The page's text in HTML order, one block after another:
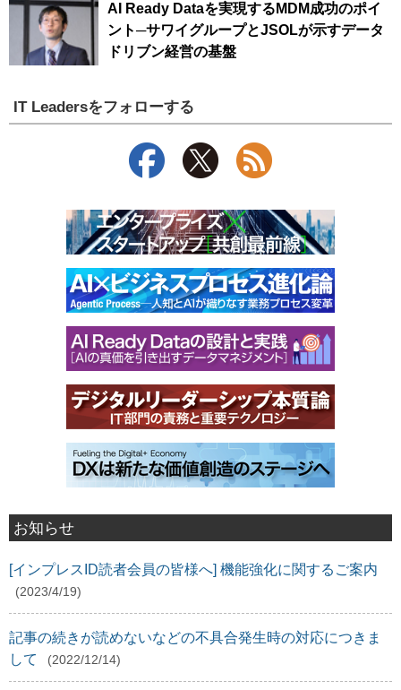
AI Ready Dataを実現するMDM成功のポイ
ント─サワイグループとJSOLが示すデータ
ドリブン経営の基盤
IT Leadersをフォローする
お知らせ
[インプレスID読者会員の皆様へ] 機能強化に関するご案内
(2023/4/19)
記事の続きが読めないなどの不具合発生時の対応につきま
して
(2022/12/14)